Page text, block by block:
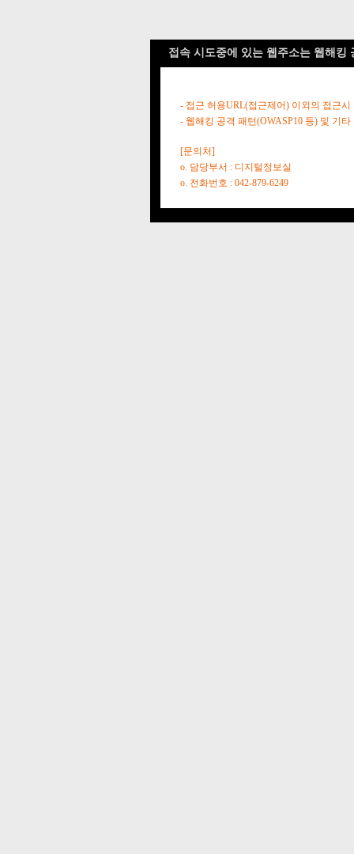
접속 시도중에 있는 웹주소는 웹해킹
- 접근 허용URL(접근제어) 이외의 접근시
- 웹해킹 공격 패턴(OWASP10 등) 및 기
[문의처]
o. 담당부서 : 디지털정보실
o. 전화번호 : 042-879-6249